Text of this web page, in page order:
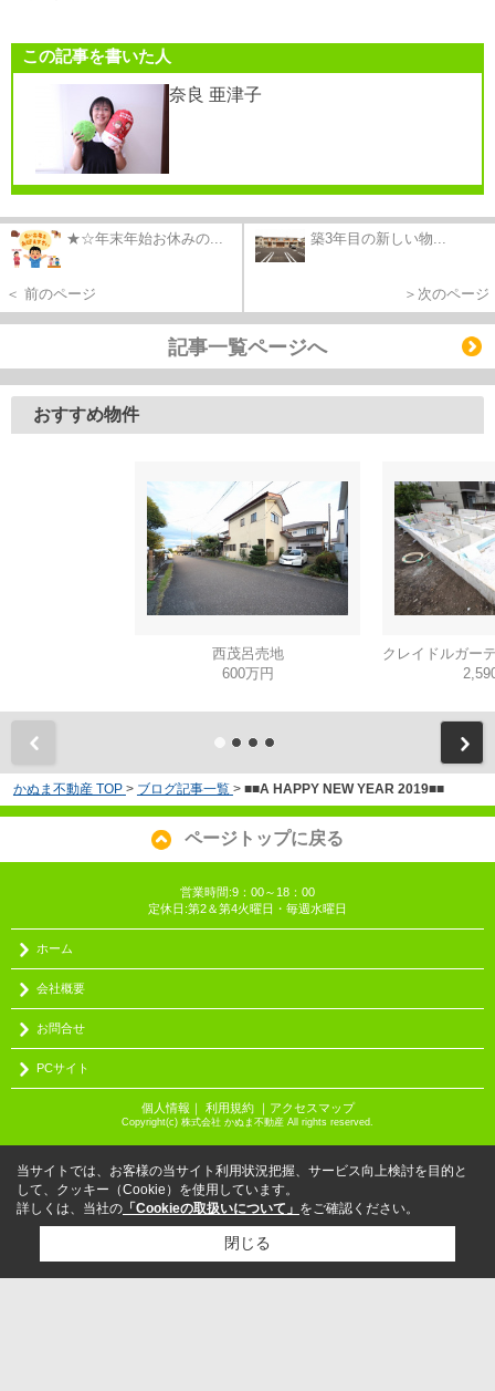
この記事を書いた人
奈良 亜津子
★☆年末年始お休みの...
＜ 前のページ
築3年目の新しい物...
＞次のページ
記事一覧ページへ
おすすめ物件
西茂呂売地
600万円
かぬま不動産 TOP > ブログ記事一覧 > ■■A HAPPY NEW YEAR 2019■■
ページトップに戻る
営業時間:9：00～18：00
定休日:第2＆第4火曜日・毎週水曜日
ホーム
会社概要
お問合せ
PCサイト
個人情報 ｜ 利用規約｜ アクセスマップ
Copyright(c) 株式会社 かぬま不動産 All rights reserved.
当サイトでは、お客様の当サイト利用状況把握、サービス向上検討を目的と
して、クッキー（Cookie）を使用しています。
詳しくは、当社の 「Cookieの取扱いについて」 をご確認ください。
閉じる